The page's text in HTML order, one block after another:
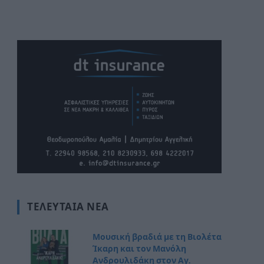
ΤΕΛΕΥΤΑΊΑ ΝΈΑ
Μουσική βραδιά με τη Βιολέτα
Ίκαρη και τον Μανόλη
Ανδρουλιδάκη στον Αγ.